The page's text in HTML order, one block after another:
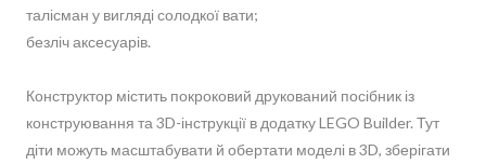
талісман у вигляді солодкої вати;
безліч аксесуарів.
Конструктор містить покроковий друкований посібник із
конструювання та 3D-інструкції в додатку LEGO Builder. Тут
діти можуть масштабувати й обертати моделі в 3D, зберігати